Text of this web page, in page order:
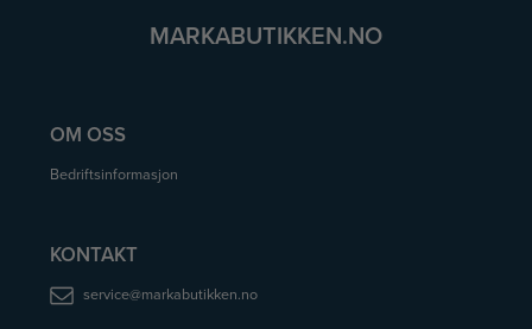
MARKABUTIKKEN.NO
OM OSS
Bedriftsinformasjon
KONTAKT
service@markabutikken.no